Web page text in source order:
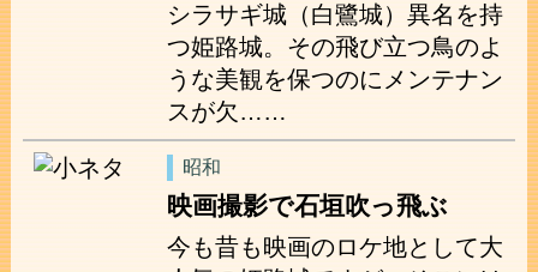
シラサギ城（白鷺城）異名を持
つ姫路城。その飛び立つ鳥のよ
うな美観を保つのにメンテナン
スが欠……
昭和
映画撮影で石垣吹っ飛ぶ
今も昔も映画のロケ地として大